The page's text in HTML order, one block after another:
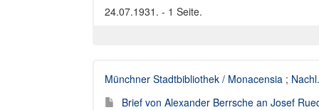
24.07.1931. - 1 Seite.
Münchner Stadtbibliothek / Monacensia ;
Brief von Alexander Berrsche an Josef